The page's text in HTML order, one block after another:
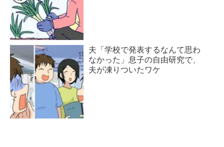
夫「学校で発表するなんて思わ
なかった」息子の自由研究で、
夫が凍りついたワケ